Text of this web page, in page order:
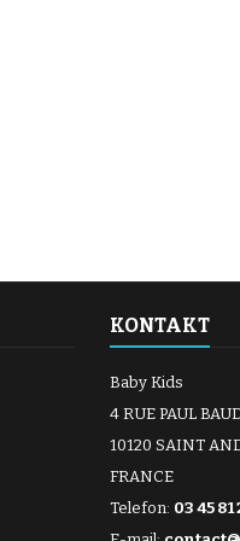
KONTAKT
Baby Kids
4 RUE PAUL
10120 SAINT
FRANCE
Telefon: 03 45 81